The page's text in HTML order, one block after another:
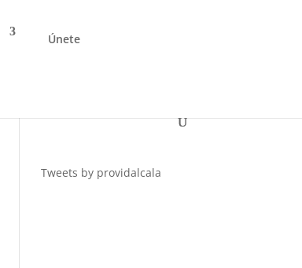
Únete
Tweets by providalcala